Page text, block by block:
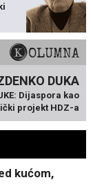
KOLUMNA
DUKA
Dijaspora kao
projekt HDZ-a
kućom,